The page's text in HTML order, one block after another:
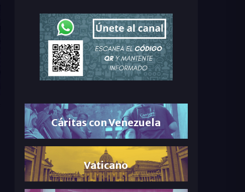
Cáritas con Venezuela
Vaticano